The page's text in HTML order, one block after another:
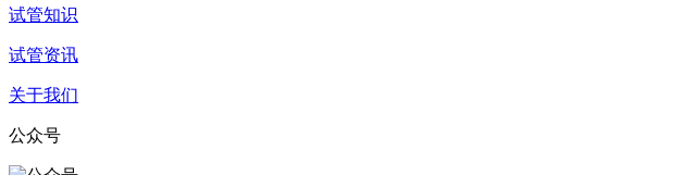
试管知识
试管资讯
关于我们
公众号